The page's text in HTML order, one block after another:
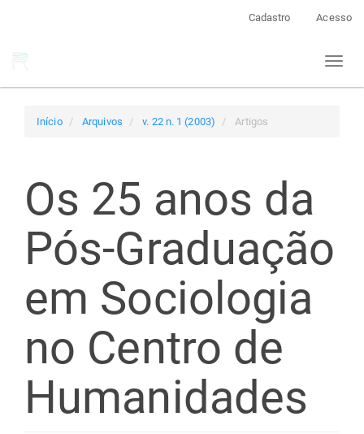
Cadastro Acesso
Toggle
Início Arquivos v. 22 n. 1 (2003) Artigos
Os 25 anos da
Pós-Graduação
em Sociologia
no Centro de
Humanidades